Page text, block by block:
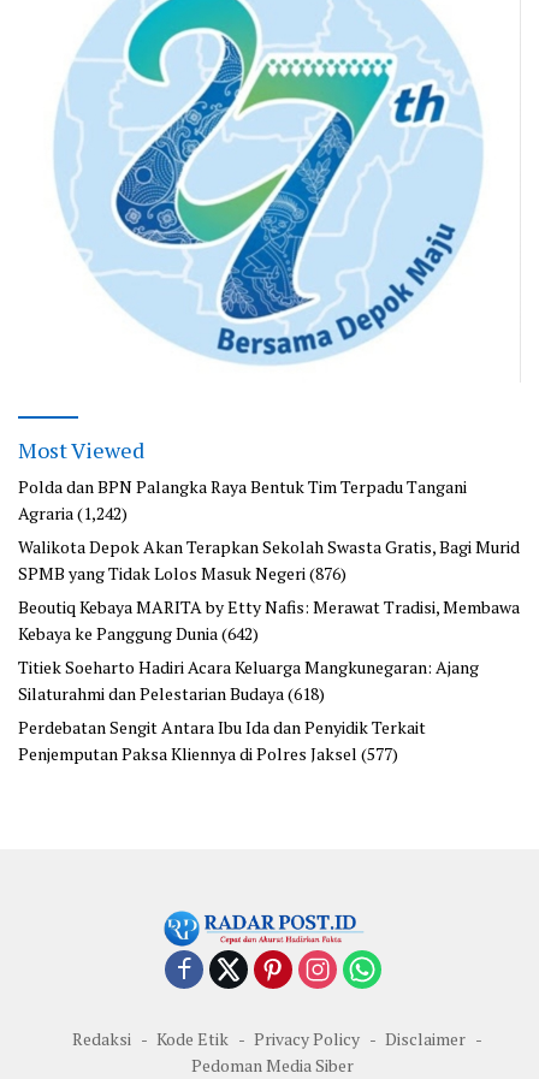
Most Viewed
Polda dan BPN Palangka Raya Bentuk Tim Terpadu Tangani
Agraria(1,242)
Walikota Depok Akan Terapkan Sekolah Swasta Gratis, Bagi Murid
SPMB yang Tidak Lolos Masuk Negeri(876)
Beoutiq Kebaya MARITA by Etty Nafis: Merawat Tradisi, Membawa
Kebaya ke Panggung Dunia(642)
Titiek Soeharto Hadiri Acara Keluarga Mangkunegaran: Ajang
Silaturahmi dan Pelestarian Budaya(618)
Perdebatan Sengit Antara Ibu Ida dan Penyidik Terkait
Penjemputan Paksa Kliennya di Polres Jaksel (577)
Redaksi Kode Etik Privacy Policy
Disclaimer
Pedoman Media Siber